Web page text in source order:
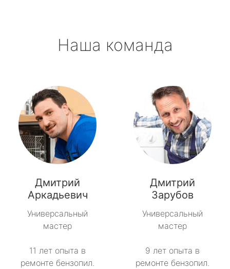
Наша команда
Дмитрий
Аркадьевич
Универсальный
мастер
11 лет опыта в
ремонте бензопил.
Дмитрий
Зарубов
Универсальный
мастер
9 лет опыта в
ремонте бензопил.